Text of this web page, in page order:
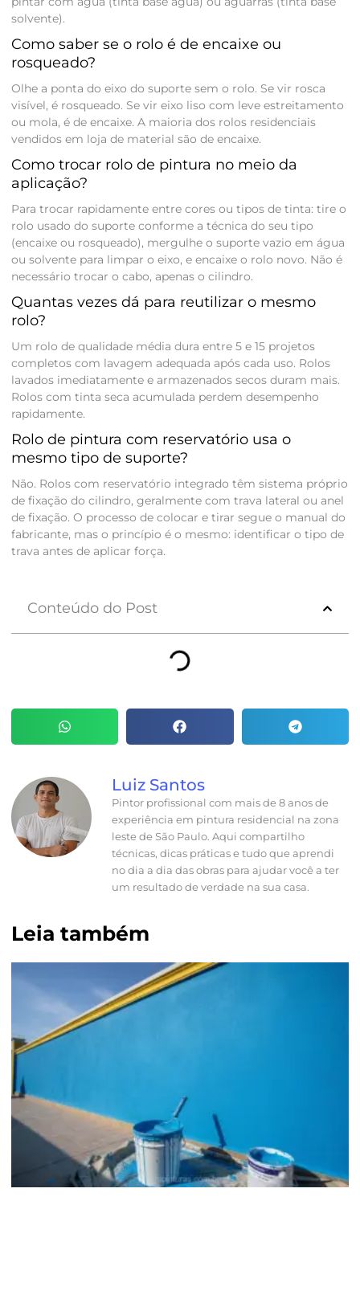
solvente).
Como saber se o rolo é de encaixe ou
rosqueado?
Olhe a ponta do eixo do suporte sem o rolo. Se vir rosca
visível, é rosqueado. Se vir eixo liso com leve estreitamento
ou mola, é de encaixe. A maioria dos rolos residenciais
vendidos em loja de material são de encaixe.
Como trocar rolo de pintura no meio da
aplicação?
Para trocar rapidamente entre cores ou tipos de tinta: tire o
rolo usado do suporte conforme a técnica do seu tipo
(encaixe ou rosqueado), mergulhe o suporte vazio em água
ou solvente para limpar o eixo, e encaixe o rolo novo. Não é
necessário trocar o cabo, apenas o cilindro.
Quantas vezes dá para reutilizar o mesmo
rolo?
Um rolo de qualidade média dura entre 5 e 15 projetos
completos com lavagem adequada após cada uso. Rolos
lavados imediatamente e armazenados secos duram mais.
Rolos com tinta seca acumulada perdem desempenho
rapidamente.
Rolo de pintura com reservatório usa o
mesmo tipo de suporte?
Não. Rolos com reservatório integrado têm sistema próprio
de fixação do cilindro, geralmente com trava lateral ou anel
de fixação. O processo de colocar e tirar segue o manual do
fabricante, mas o princípio é o mesmo: identificar o tipo de
trava antes de aplicar força.
Conteúdo do Post
Luiz Santos
Pintor profissional com mais de 8 anos de
experiência em pintura residencial na zona
leste de São Paulo. Aqui compartilho
técnicas, dicas práticas e tudo que aprendi
no dia a dia das obras para ajudar você a ter
um resultado de verdade na sua casa.
Leia também